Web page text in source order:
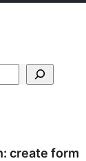
create form